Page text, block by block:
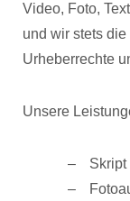
Video, Foto,
und wir stets
Urheberrechte
Unsere
Skript